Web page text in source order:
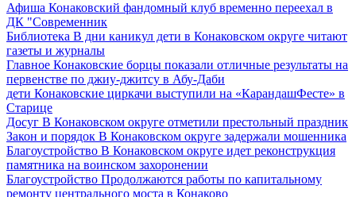
Афиша Конаковский фандомный клуб временно переехал в
ДК "Современник
Библиотека В дни каникул дети в Конаковском округе читают
газеты и журналы
Главное Конаковские борцы показали отличные результаты на
первенстве по джиу-джитсу в Абу-Даби
дети Конаковские циркачи выступили на «КарандашФесте» в
Старице
Досуг В Конаковском округе отметили престольный праздник
Закон и порядок В Конаковском округе задержали мошенника
Благоустройство В Конаковском округе идет реконструкция
памятника на воинском захоронении
Благоустройство Продолжаются работы по капитальному
ремонту центрального моста в Конаково